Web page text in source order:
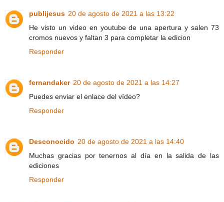
publijesus 20 de agosto de 2021 a las 13:22
He visto un video en youtube de una apertura y salen 73
cromos nuevos y faltan 3 para completar la edicion
Responder
fernandaker 20 de agosto de 2021 a las 14:27
Puedes enviar el enlace del vídeo?
Responder
Desconocido 20 de agosto de 2021 a las 14:40
Muchas gracias por tenernos al día en la salida de las
ediciones
Responder